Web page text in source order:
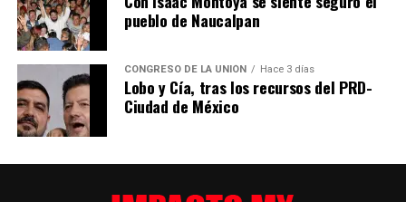
pueblo de Naucalpan
CONGRESO DE LA UNIÓN Hace 3 días
Lobo y Cía, tras los recursos del PRD-
Ciudad de México